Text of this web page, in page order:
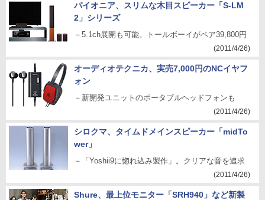
パイオニア、スリムな木目スピーカー「S-LM
2」シリーズ
－5.1ch展開も可能。トールボーイがペア39,800円
(2011/4/26)
オーディオテクニカ、実売7,000円のNCイヤフ
ォン
－新開発ユニットのポータブルヘッドフォンも
(2011/4/26)
シロクマ、タイムドメインスピーカー「midTo
wer」
－「Yoshii9に惚れ込み製作」。クリアな音を追求
(2011/4/26)
Shure、最上位モニター「SRH940」など新製